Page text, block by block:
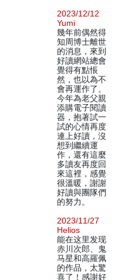
2023/12/12
Yumi
幾年前偶然得
知周博士離世
的消息，來到
好讀網站總會
覺得有點悵
然，也以為不
會再運作了。
今年為老父親
添購電子閱讀
器，抱著試一
試的心情再度
連上好讀，沒
想到繼續運
作，還有這麼
多讀友再度回
來這裡，感覺
很溫暖，謝謝
好讀與團隊們
的努力。
2023/11/27
Helios
能在这里发现
赤川次郎、鬼
马星和高羅佩
的作品，太驚
喜了！感謝好